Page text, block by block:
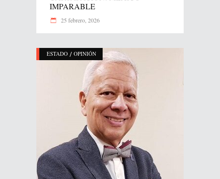
IMPARABLE
25 febrero, 2026
ESTADO / OPINIÓN